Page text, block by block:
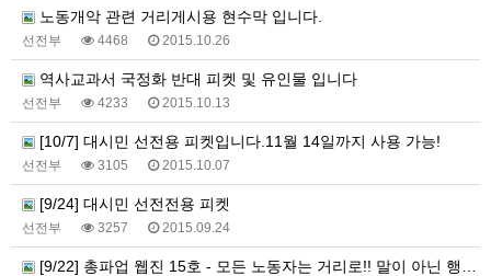
노동개악 관련 거리게시용 현수막 입니다.
선전부 4468 2015.10.26
역사교과서 국정화 반대 피켓 및 유인물 입니다
선전부 4233 2015.10.13
[10/7] 대시민 선전용 피켓입니다.11월 14일까지 사용 가능!
선전부 3105 2015.10.07
[9/24] 대시민 선전전용 피켓
선전부 3257 2015.09.24
[9/22] 총파업 웹진 15호 - 모든 노동자는 거리로!! 말이 아닌 행동으로!!